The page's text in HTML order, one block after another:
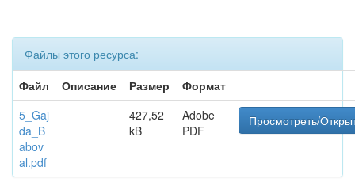
Файлы этого ресурса:
Файл
Описание Размер
Формат
5_Gaj
da_B
abov
al.pdf
427,52
kB
Adobe
PDF
Просмотреть/